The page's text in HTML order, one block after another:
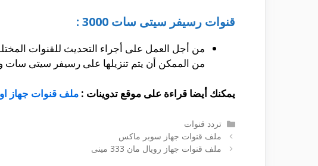
قنوات رسيفر سيتى سات 3000 :
من أجل العمل على أجراء التحديث للقنوات
من الممكن أن يتم تنزيلها على رسيفر سيتى سات
يمكنك أيضا قراءة على موقع تدوينات : ملف قنوات جهاز اوميجا 888
التصنيفات
تردد قنوات
ملف قنوات جهاز سوبر ماكس
ملف قنوات جهاز رويال مان 333 مينى